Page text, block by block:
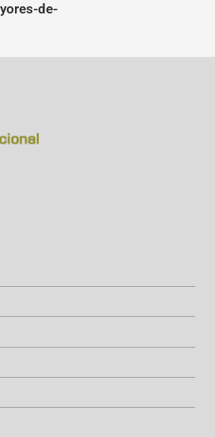
de-